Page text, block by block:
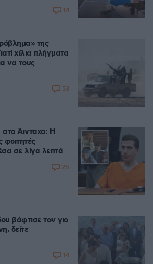
14
της
χίλια πλήγματα
να τους
53
στο Άινταχο: Η
φοιτητές
σε λίγα λεπτά
28
βάφτισε τον γιο
δείτε
14